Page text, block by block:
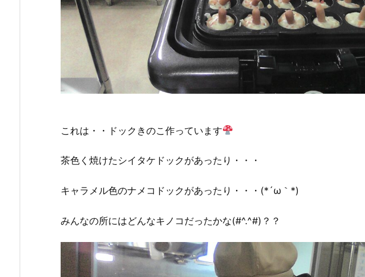
これは・・ドックきのこ作っています
茶色く焼けたシイタケドックがあったり・・・
キャラメル色のナメコドックがあったり・・・(*´ω｀*)
みんなの所にはどんなキノコだったかな(#^.^#)？？